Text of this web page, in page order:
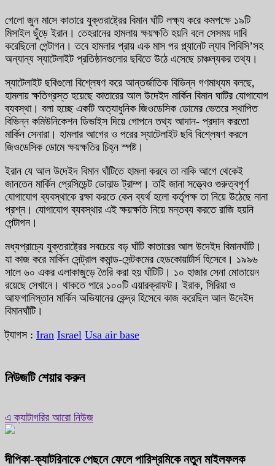
গেলো জুন মাসে কাতারে যুক্তরাষ্ট্রের বিমান ঘাঁটি লক্ষ্য করে কমপক্ষে ১৯টি
মিসাইল ছুঁড়ে ইরান। তেহরানের হামলায় ক্ষয়ক্ষতি হয়নি বলে সেসময় দাবি
করেছিলো পেন্টাগন। তবে হামলার প্রায় এক মাস পর প্ল্যানেট ল্যাব পিবিসি’সহ
অন্যান্য স্যাটেলাইট প্রতিষ্ঠানগুলোর ছবিতে উঠে এসেছে চাঞ্চল্যকর তথ্য।
স্যাটেলাইট ছবিগুলো বিশ্লেষণ করে আন্তর্জাতিক বিভিন্ন গণমাধ্যম বলছে,
হামলায় ক্ষতিগ্রস্ত হয়েছে কাতারের আল উদেইদ মার্কিন বিমান ঘাটির যোগাযোগ
ব্যবস্থা। বলা হচ্ছে একটি অত্যাধুনিক জিওডেসিক ডোমের ভেতরে স্থাপিত
বিভিন্ন কমিউনিকেশন ডিভাইস দিয়ে গোপনে তথ্য আদান- প্রদান করতো
মার্কিন সেনারা। হামলার আগের ও পরের স্যাটেলাইট ছবি বিশ্লেষণ করলে
জিওডেসিক ডোমে ক্ষয়ক্ষতির চিহ্ন স্পষ্ট।
ইরান যে আল উদেইদ বিমান ঘাঁটিতে হামলা করবে তা নাকি আগে থেকেই
জানতেন মার্কিন প্রেসিডেন্ট ডোনাল্ড ট্রাম্প। তাই জানা সত্ত্বেও গুরুত্বপূর্ণ
যোগাযোগ ব্যবস্থাকে রক্ষা করতে কেন ব্যর্থ হলো কর্তৃপক্ষ তা নিয়ে উঠেছে নানা
প্রশ্ন। যোগাযোগ ব্যবস্থার এই ক্ষয়ক্ষতি নিয়ে মন্তব্য করতে রাজি হয়নি
পেন্টাগন।
মধ্যপ্রাচ্যে যুক্তরাষ্ট্রের সবচেয়ে বড় ঘাঁটি কাতারের আল উদেইদ বিমানঘাঁটি।
যা কাজ করে মার্কিন সেন্ট্রাল কমান্ড-সেন্টকমের হেডকোয়ার্টার্স হিসেবে। ১৯৯৬
সালে ৬০ একর এলাকাজুড়ে তৈরি করা হয় ঘাঁটিটি। ১০ হাজার সেনা মোতায়েন
রয়েছে সেখানে। থাকতে পারে ১০০টি এয়ারক্রাফট। ইরাক, সিরিয়া ও
আফগানিস্তান মার্কিন অভিযানের কেন্দ্র হিসেবে কাজ করেছিল আল উদেইদ
বিমানঘাঁটি।
ট্যাগস : Iran Israel Usa air base
নিউজটি শেয়ার করুন
এ ক্যাটাগরির আরো নিউজ
দীপিকা-ক্যাটরিনাকে পেছনে ফেলে পারিশ্রমিকে নতুন মাইলফলক